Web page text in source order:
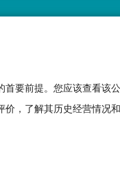
要前提。您应该查看该
，了解其历史经营情况